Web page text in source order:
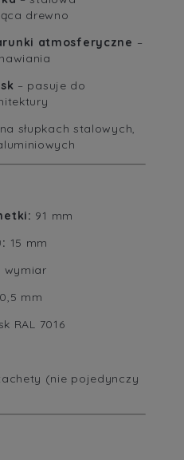
drewno
atmosferyczne –
– pasuje do
słupkach stalowych,
91 mm
15 mm
wymiar
0,5 mm
RAL 7016
(nie pojedynczy